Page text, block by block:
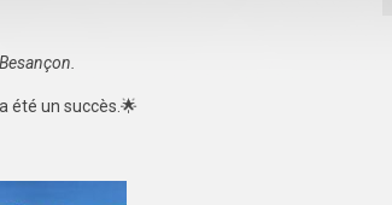
été un succès.🌟